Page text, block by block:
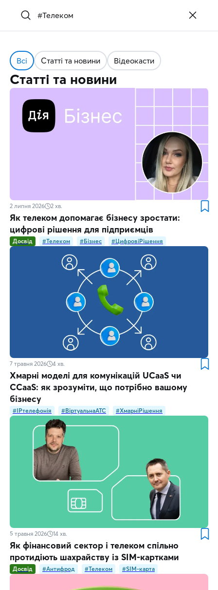
Всі Статті та новини Відеокасти
Статті та новини
2 липня 2026 2 хв.
Як телеком допомагає бізнесу зростати:
цифрові рішення для підприємців
Досвід #Телеком #Бізнес #ЦифровіРішення
7 травня 2026 4 хв.
Хмарні моделі для комунікацій UCaaS чи
CCaaS: як зрозуміти, що потрібно вашому
бізнесу
#IPтелефонія #ВіртуальнаATC #ХмарніРішення
5 травня 2026 14 хв.
Як фінансовий сектор і телеком спільно
протидіють шахрайству із SIM-картками
Досвід #Антифрод #Телеком #SIM-карта